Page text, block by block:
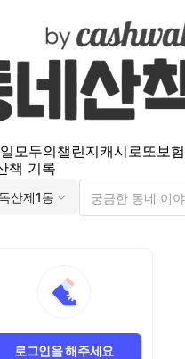
모두의챌린지캐시로또보험
책 기록
독산제1동
로그인을 해주세요